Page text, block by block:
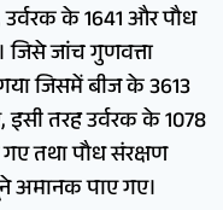
के 1641 और पौध
जांच गुणवत्ता
गया जिसमें बीज के 3613
तरह उर्वरक के 1078
तथा पौध संरक्षण
पाए गए।